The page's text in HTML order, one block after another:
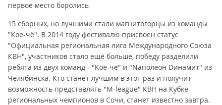
первое место боролись
15 сборных, но лучшими стали магнитогорцы из команды
"Кое-чё". В 2014 году фестивалю присвоен статус
"Официальная региональная лига Международного Союза
КВН", участников стало ещё больше, победу разделили
ребята из двух команд - "Кое-чё" и "Nаполеон Dинамит" из
Челябинска. Кто станет лучшим в этот раз и получит
возможность представлять "M-league" КВН на Кубке
региональных чемпионов в Сочи, станет известно завтра.